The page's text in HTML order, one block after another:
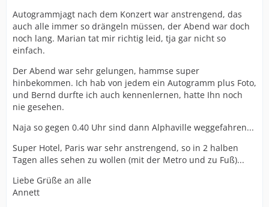
Autogrammjagt nach dem Konzert war anstrengend, das
auch alle immer so drängeln müssen, der Abend war doch
noch lang. Marian tat mir richtig leid, tja gar nicht so
einfach.
Der Abend war sehr gelungen, hammse super
hinbekommen. Ich hab von jedem ein Autogramm plus Foto,
und Bernd durfte ich auch kennenlernen, hatte Ihn noch
nie gesehen.
Naja so gegen 0.40 Uhr sind dann Alphaville weggefahren...
Super Hotel, Paris war sehr anstrengend, so in 2 halben
Tagen alles sehen zu wollen (mit der Metro und zu Fuß)...
Liebe Grüße an alle
Annett